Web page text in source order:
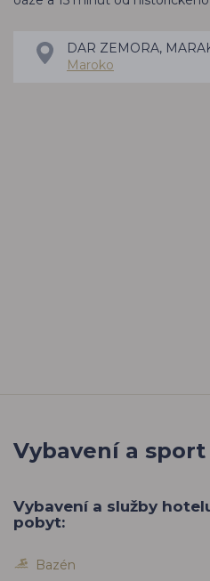
DAR ZEMORA,
Maroko
Vybavení a
Vybavení a služby
pobyt:
Bazén